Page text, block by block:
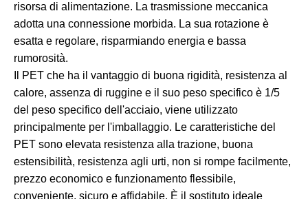
risorsa di alimentazione. La trasmissione meccanica
adotta una connessione morbida. La sua rotazione è
esatta e regolare, risparmiando energia e bassa
rumorosità.
Il PET che ha il vantaggio di buona rigidità, resistenza al
calore, assenza di ruggine e il suo peso specifico è 1/5
del peso specifico dell'acciaio, viene utilizzato
principalmente per l'imballaggio. Le caratteristiche del
PET sono elevata resistenza alla trazione, buona
estensibilità, resistenza agli urti, non si rompe facilmente,
prezzo economico e funzionamento flessibile,
conveniente, sicuro e affidabile. È il sostituto ideale